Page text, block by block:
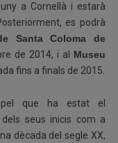
a Cornellà i estarà
es podrà
Santa Coloma de
de 2014, i al Museu
fins a finals de 2015.
que ha estat el
dels seus inicis com a
dècada del segle XX,